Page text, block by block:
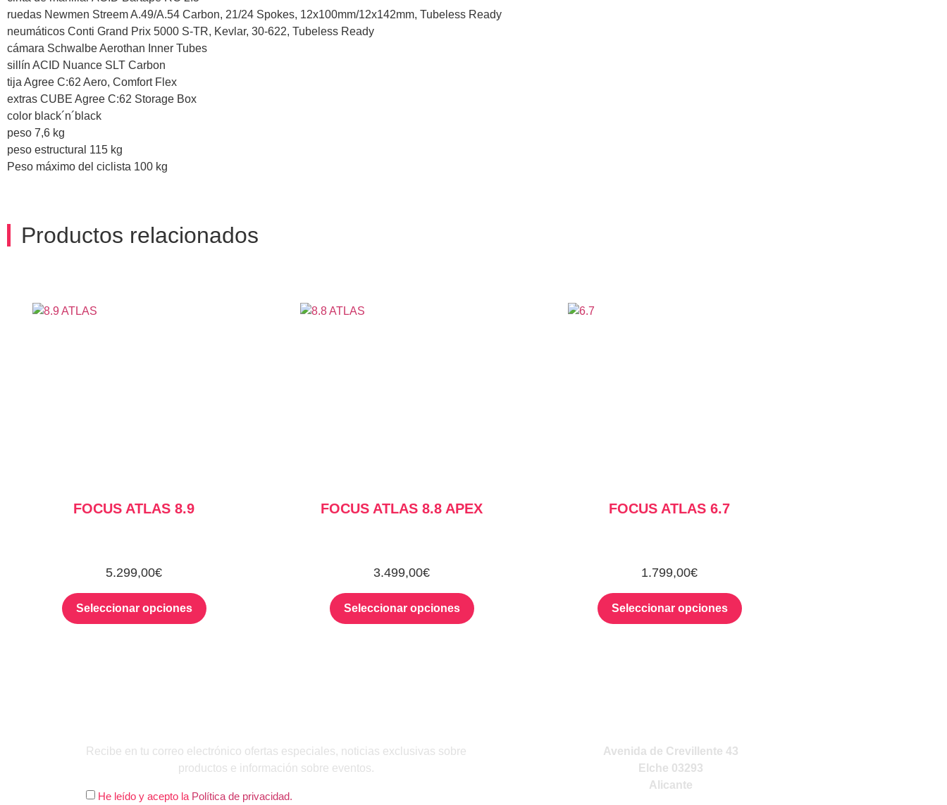
ruedas Newmen Streem A.49/A.54 Carbon, 21/24 Spokes, 12x100mm/12x142mm, Tubeless Ready
neumáticos Conti Grand Prix 5000 S-TR, Kevlar, 30-622, Tubeless Ready
cámara Schwalbe Aerothan Inner Tubes
sillín ACID Nuance SLT Carbon
tija Agree C:62 Aero, Comfort Flex
extras CUBE Agree C:62 Storage Box
color black´n´black
peso 7,6 kg
peso estructural 115 kg
Peso máximo del ciclista 100 kg
Productos relacionados
FOCUS ATLAS 8.9
5.299,00€
Seleccionar opciones
FOCUS ATLAS 8.8 APEX
3.499,00€
Seleccionar opciones
FOCUS ATLAS 6.7
1.799,00€
Seleccionar opciones
Recibe en tu correo electrónico ofertas especiales, noticias exclusivas sobre
productos e información sobre eventos.
He leído y acepto la Política de privacidad.
Avenida de Crevillente 43
Elche 03293
Alicante